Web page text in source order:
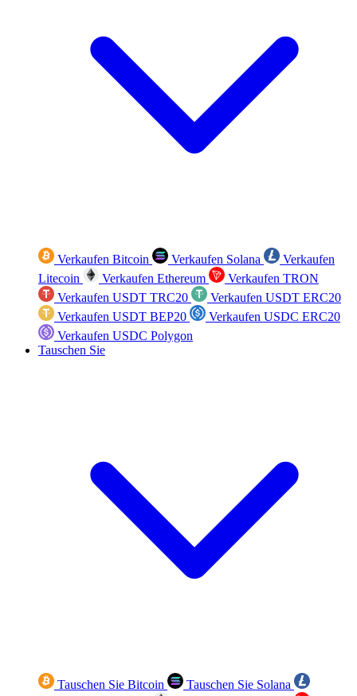
Verkaufen Bitcoin Verkaufen Solana
Verkaufen
Litecoin
Verkaufen Ethereum
Verkaufen TRON
Verkaufen USDT TRC20
Verkaufen USDT ERC20
Verkaufen USDT BEP20
Verkaufen USDC ERC20
Verkaufen USDC Polygon
Tauschen Sie
Tauschen Sie Bitcoin
Tauschen Sie Solana